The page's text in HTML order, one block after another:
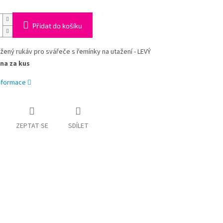
Přidat do košíku
rukáv pro svářeče s řemínky na utažení - LEVÝ
za kus
ZEPTAT SE SDÍLET